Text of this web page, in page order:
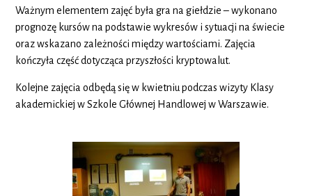
Ważnym elementem zajęć była gra na giełdzie – wykonano
prognozę kursów na podstawie wykresów i sytuacji na świecie
oraz wskazano zależności między wartościami. Zajęcia
kończyła część dotycząca przyszłości kryptowalut.
Kolejne zajęcia odbędą się w kwietniu podczas wizyty Klasy
akademickiej w Szkole Głównej Handlowej w Warszawie.